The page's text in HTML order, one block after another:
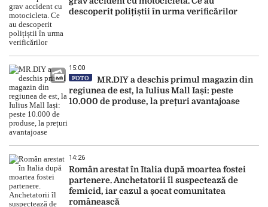
descoperit polițiștii în urma verificărilor
15:00
FOTO
MR.DIY a deschis primul magazin din
regiunea de est, la Iulius Mall Iași: peste
10.000 de produse, la prețuri avantajoase
14:26
Român arestat în Italia după moartea fostei
partenere. Anchetatorii îl suspectează de
femicid, iar cazul a șocat comunitatea
românească